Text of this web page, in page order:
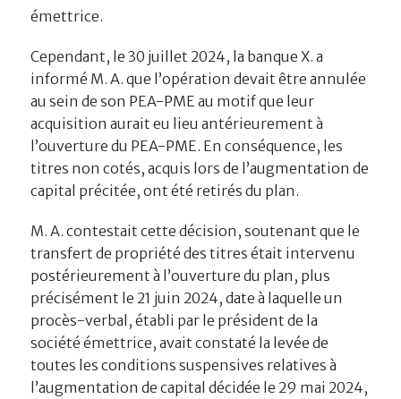
émettrice.
Cependant, le 30 juillet 2024, la banque X. a
informé M. A. que l’opération devait être annulée
au sein de son PEA-PME au motif que leur
acquisition aurait eu lieu antérieurement à
l’ouverture du PEA-PME. En conséquence, les
titres non cotés, acquis lors de l’augmentation de
capital précitée, ont été retirés du plan.
M. A. contestait cette décision, soutenant que le
transfert de propriété des titres était intervenu
postérieurement à l’ouverture du plan, plus
précisément le 21 juin 2024, date à laquelle un
procès-verbal, établi par le président de la
société émettrice, avait constaté la levée de
toutes les conditions suspensives relatives à
l’augmentation de capital décidée le 29 mai 2024,